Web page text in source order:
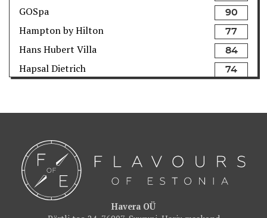
GOSpa 90
Hampton by Hilton 77
Hans Hubert Villa 84
Hapsal Dietrich 74
Hilton Park
Hotell Metsis 74
Hotell Narva & IDA Spaa 80
Hyatt Place
Havera OÜ